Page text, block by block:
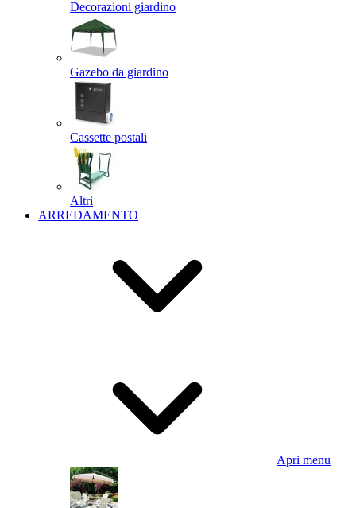
Decorazioni giardino
Gazebo da giardino
Cassette postali
Altri
ARREDAMENTO
Apri menu